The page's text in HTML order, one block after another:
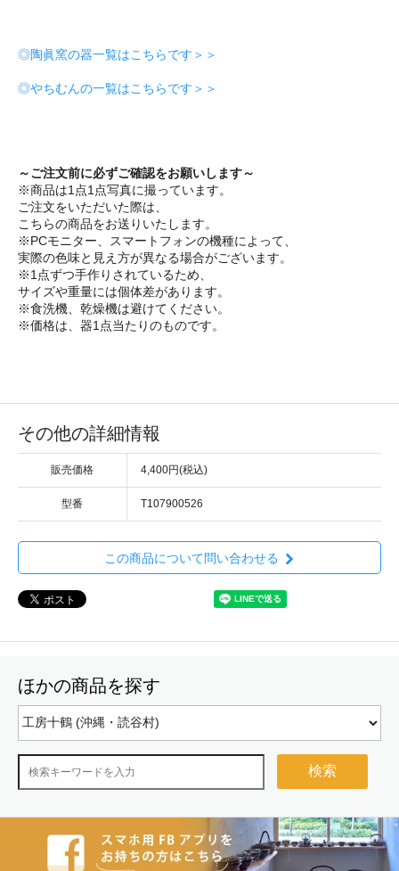
◎陶眞窯の器一覧はこちらです＞＞
◎やちむんの一覧はこちらです＞＞
～ご注文前に必ずご確認をお願いします～
※商品は1点1点写真に撮っています。
ご注文をいただいた際は、
こちらの商品をお送りいたします。
※PCモニター、スマートフォンの機種によって、
実際の色味と見え方が異なる場合がございます。
※1点ずつ手作りされているため、
サイズや重量には個体差があります。
※食洗機、乾燥機は避けてください。
※価格は、器1点当たりのものです。
その他の詳細情報
販売価格 4,400円(税込)
型番 T107900526
この商品について問い合わせる
ほかの商品を探す
検索